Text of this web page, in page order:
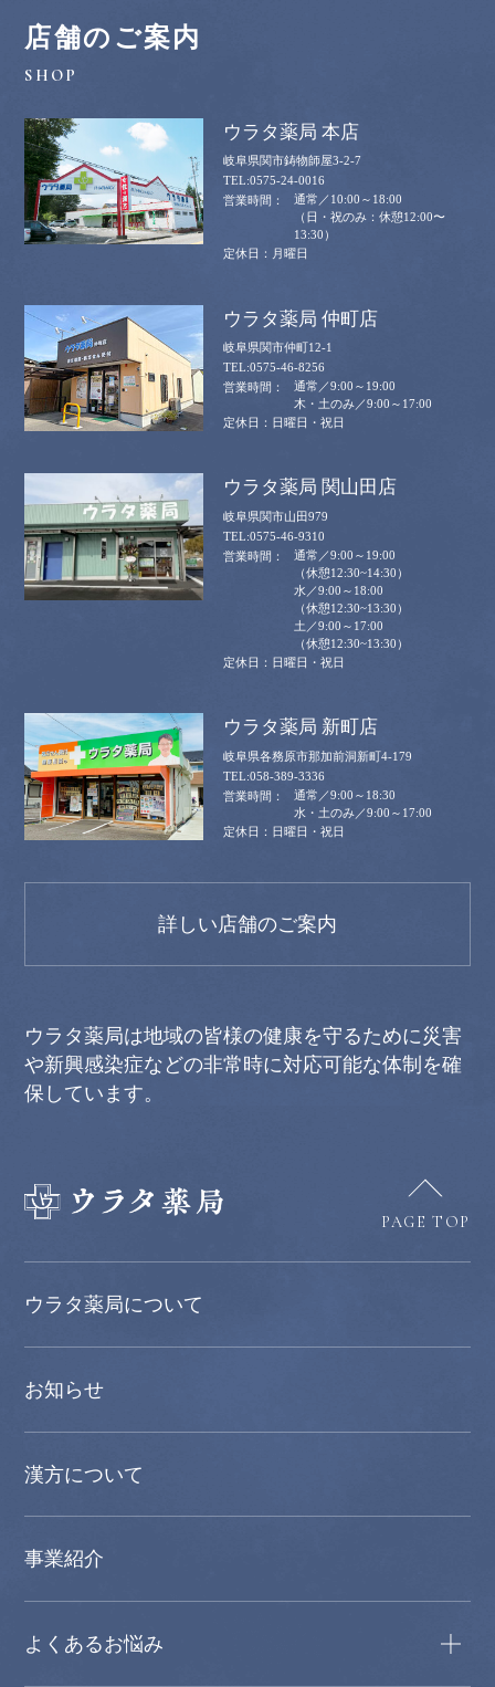
店舗のご案内
ウラタ薬局 本店
岐阜県関市鋳物師屋3-2-7
0575-24-0016
通常／10:00～18:00
（日・祝のみ：休憩12:00〜
13:30）
月曜日
ウラタ薬局 仲町店
岐阜県関市仲町12-1
0575-46-8256
通常／9:00～19:00
木・土のみ／9:00～17:00
日曜日・祝日
ウラタ薬局 関山田店
岐阜県関市山田979
0575-46-9310
通常／9:00～19:00
（休憩12:30~14:30）
水／9:00～18:00
（休憩12:30~13:30）
土／9:00～17:00
（休憩12:30~13:30）
日曜日・祝日
ウラタ薬局 新町店
岐阜県各務原市那加前洞新町4-179
058-389-3336
通常／9:00～18:30
水・土のみ／9:00～17:00
日曜日・祝日
詳しい店舗のご案内
ウラタ薬局は地域の皆様の健康を守るために災害
や新興感染症などの非常時に対応可能な体制を確
保しています。
PAGE TOP
ウラタ薬局について
お知らせ
漢方について
事業紹介
よくあるお悩み